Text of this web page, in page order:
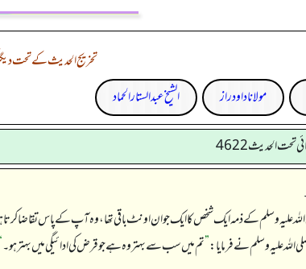
تخریج الحدیث کے تحت
مولانا داود راز الشیخ عبدالستار الحماد
تحت الحديث4622
اللہ علیہ وسلم کے ذمہ ایک شخص کا ایک جوان اونٹ باقی تھا، وہ آپ کے پاس تقاضا
اللہ علیہ وسلم نے فرمایا:”تم میں سب سے بہتر وہ ہے جو قرض کی ادائیگی میں بہتر ہو۔‏‏‏‏